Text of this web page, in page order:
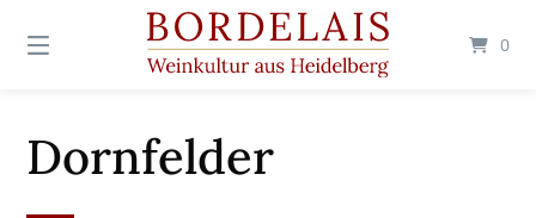
zum
0
Dornfelder